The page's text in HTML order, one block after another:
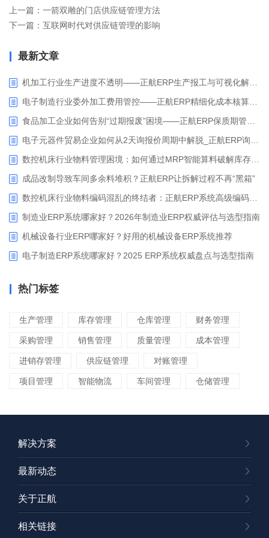
上一篇：一箭双雕的门店供应链管理方法
下一篇：互联网时代对供应链管理的影响
最新文章
成品改制导致车间多余料堆积？正航ERP让拆解过程不再“黑箱”
制造业ERP系统哪家好？2026年制造业ERP权威评估与选型指南
机械设备行业ERP哪家好？好用的机械设备ERP系统推荐
电子制造ERP系统哪家好？2025 ERP系统权威盘点与选型指南
热门标签
生产管理 库存管理 仓库管理 财务管理
采购管理 销售管理 质量管理 成本管理
进销存管理 供应链管理 对账管理
项目管理 智能物流 车间管理 仓储管理
解决方案
最新动态
关于正航
相关链接